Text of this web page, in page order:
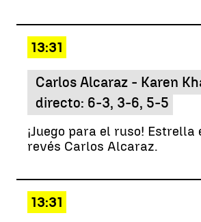
13:31
Carlos Alcaraz - Karen
directo: 6-3, 3-6, 5-5
¡Juego para el ruso! Estrella
revés Carlos Alcaraz.
13:31